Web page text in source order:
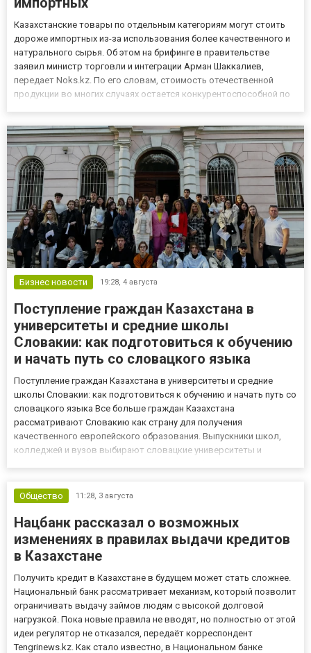
Казахстанские товары по отдельным категориям могут стоить
дороже импортных из-за использования более качественного и
натурального сырья. Об этом на брифинге в правительстве
заявил министр торговли и интеграции Арман Шаккалиев,
передает Noks.kz. По его словам, стоимость отечественной
продукции во многих случаях остается конкурентоспособной по
хотя,...
Бизнес новости 19:28, 4 августа
Поступление граждан Казахстана в
университеты и средние школы
Словакии: как подготовиться к обучению
и начать путь со словацкого языка
Поступление граждан Казахстана в университеты и средние
школы Словакии: как подготовиться к обучению и начать путь со
словацкого языка Все больше граждан Казахстана
рассматривают Словакию как страну для получения
качественного европейского образования. Выпускники школ,
колледжей и вузов выбирают словацкие университеты и
условиям обучения. Однако успешное...
Общество 11:28, 3 августа
Нацбанк рассказал о возможных
изменениях в правилах выдачи кредитов
в Казахстане
Получить кредит в Казахстане в будущем может стать сложнее.
Национальный банк рассматривает механизм, который позволит
ограничивать выдачу займов людям с высокой долговой
нагрузкой. Пока новые правила не вводят, но полностью от этой
идеи регулятор не отказался, передаёт корреспондент
Tengrinews.kz. Как стало известно, в Национальном банке